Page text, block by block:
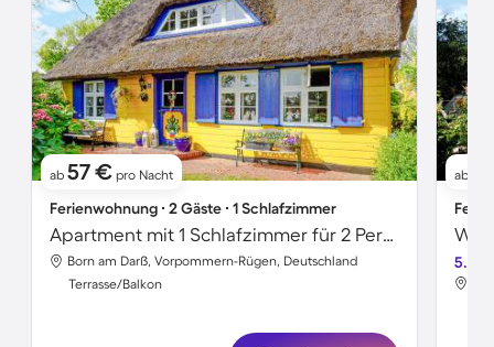
ab 57 € pro Nacht
Ferienwohnung ∙ 2 Gäste ∙ 1 Schlafzimmer
Apartment mit 1 Schlafzimmer für 2 Personen
Born am Darß, Vorpommern-Rügen, Deutschland
Terrasse/Balkon
ab
5.0